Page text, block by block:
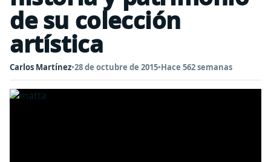
de su colección
artística
Carlos Martínez•28 de octubre de 2015•Hace 562 semanas